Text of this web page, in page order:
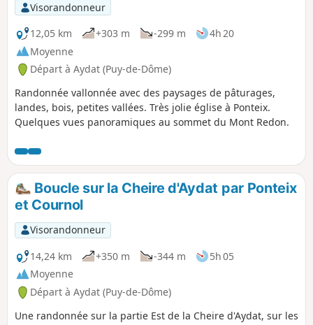
Visorandonneur
12,05 km
+303 m -299 m
4h 20
Moyenne
Départ à Aydat (Puy-de-Dôme)
Randonnée vallonnée avec des paysages de pâturages,
landes, bois, petites vallées. Très jolie église à Ponteix.
Quelques vues panoramiques au sommet du Mont Redon.
Boucle sur la Cheire d'Aydat par Ponteix
et Cournol
Visorandonneur
14,24 km
+350 m -344 m
5h 05
Moyenne
Départ à Aydat (Puy-de-Dôme)
Une randonnée sur la partie Est de la Cheire d'Aydat, sur les